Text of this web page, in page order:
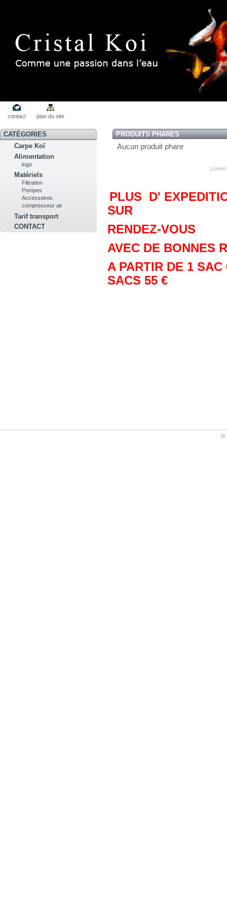
contact plan du site
CATÉGORIES
Carpe Koï
Alimentation
logo
Matériels
Filtration
Pompes
Accessoires
compresseur air
Tarif transport
CONTACT
PRODUITS PHARES
Aucun produit phare
PLUS D'
SUR
RENDEZ-VOUS
AVEC DE BONNES
A PARTIR DE 1
SACS 55 €
©